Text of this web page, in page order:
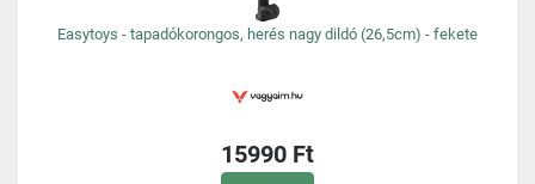
Easytoys - tapadókorongos, herés nagy dildó (26,5cm) - fekete
15990 Ft